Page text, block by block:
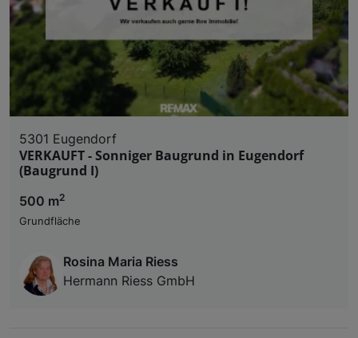
5301 Eugendorf
VERKAUFT - Sonniger Baugrund in Eugendorf
(Baugrund I)
500 m2
Grundfläche
Rosina Maria Riess
Hermann Riess GmbH